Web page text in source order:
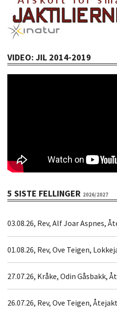
VIDEO: JIL 2014-2019
5 SISTE FELLINGER 2026/2027
03.08.26, Rev, Alf Joar Aspnes,
01.08.26, Rev, Ove Teigen,
27.07.26, Kråke, Odin Gåsbakk,
26.07.26, Rev, Ove Teigen, Åtejakt